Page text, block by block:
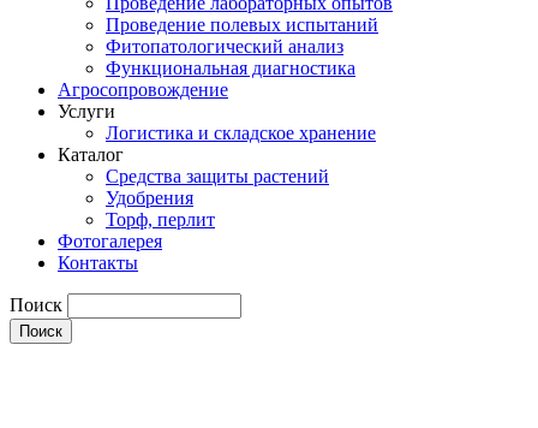
Проведение полевых испытаний
Фитопатологический анализ
Функциональная диагностика
Агросопровождение
Услуги
Логистика и складское хранение
Каталог
Средства защиты растений
Удобрения
Торф, перлит
Фотогалерея
Контакты
Поиск